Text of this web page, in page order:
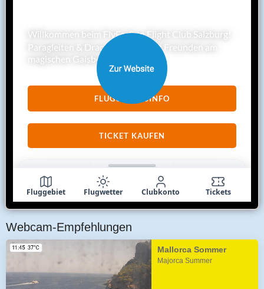
Webcam-Empfehlungen
Mallorca Sommer
Majorca Summer